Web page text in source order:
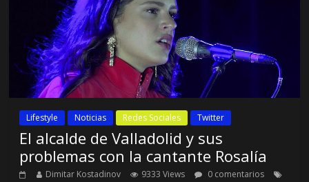
Lifestyle Noticias Redes Sociales Twitter
El alcalde de Valladolid y sus
problemas con la cantante Rosalía
Dimitar Kostadinov 9333 Views
0 comentarios